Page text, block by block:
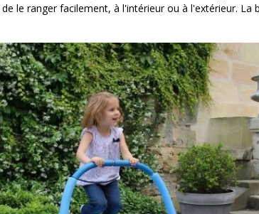
le ranger facilement, à l'intérieur ou à l'extérieur.